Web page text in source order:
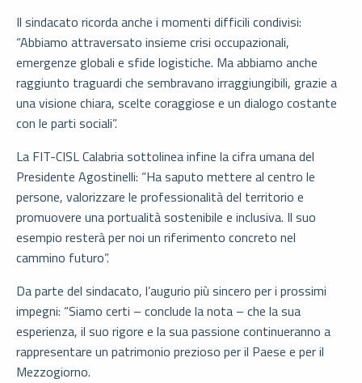
Il sindacato ricorda anche i momenti difficili condivisi:
“Abbiamo attraversato insieme crisi occupazionali,
emergenze globali e sfide logistiche. Ma abbiamo anche
raggiunto traguardi che sembravano irraggiungibili, grazie a
una visione chiara, scelte coraggiose e un dialogo costante
con le parti sociali”.
La FIT-CISL Calabria sottolinea infine la cifra umana del
Presidente Agostinelli: “Ha saputo mettere al centro le
persone, valorizzare le professionalità del territorio e
promuovere una portualità sostenibile e inclusiva. Il suo
esempio resterà per noi un riferimento concreto nel
cammino futuro”.
Da parte del sindacato, l’augurio più sincero per i prossimi
impegni: “Siamo certi – conclude la nota – che la sua
esperienza, il suo rigore e la sua passione continueranno a
rappresentare un patrimonio prezioso per il Paese e per il
Mezzogiorno.